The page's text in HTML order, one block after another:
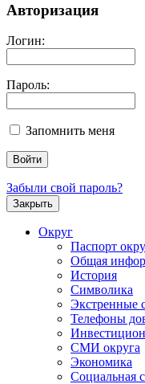
Авторизация
Логин:
Пароль:
Запомнить меня
Забыли свой пароль?
Закрыть
Округ
Паспорт
Общая
История
Символика
Экстренные
Телефоны
СМИ округа
Экономика
Социальная